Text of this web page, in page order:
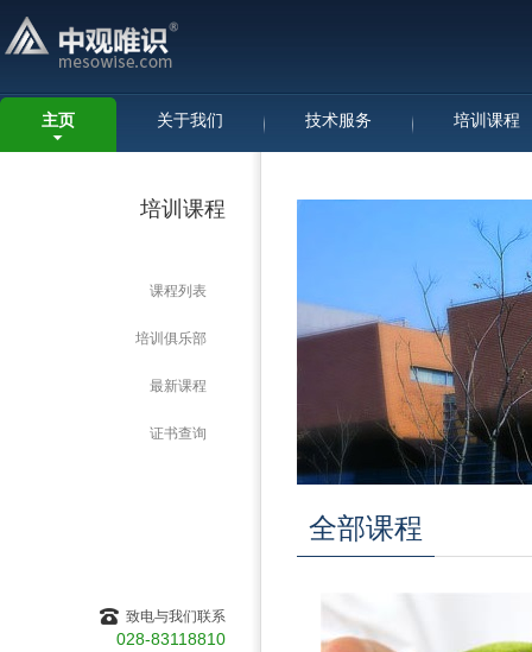
主页 关于我们 技术服务 培训课程
培训课程
课程列表
培训俱乐部
最新课程
证书查询
致电与我们联系
028-83118810
全部课程